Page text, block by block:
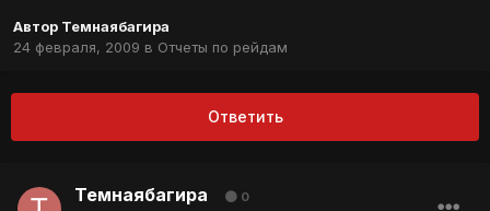
Автор Темнаябагира
24 февраля, 2009 в Отчеты по рейдам
Ответить
Темнаябагира 0